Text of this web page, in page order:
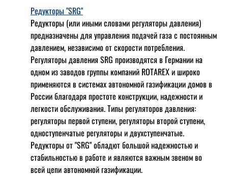
Редукторы "SRG"
Редукторы (или иными словами регуляторы давления)
предназначены для управления подачей газа с постоянным
давлением, независимо от скорости потребления.
Регуляторы давления SRG производятся в Германии на
одном из заводов группы компаний ROTAREX и широко
применяются в системах автономной газификации домов в
России благодаря простоте конструкции, надежности и
легкости обслуживания. Типы регуляторов давления:
регуляторы первой ступени, регуляторы второй ступени,
одноступенчатые регуляторы и двухступенчатые.
Редукторы от "SRG" обладют большой надежностью и
стабильностью в работе и являются важным звеном во
всей цепи автономной газификации.